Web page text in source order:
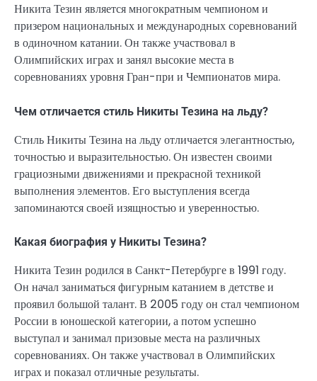
Никита Тезин является многократным чемпионом и
призером национальных и международных соревнований
в одиночном катании. Он также участвовал в
Олимпийских играх и занял высокие места в
соревнованиях уровня Гран-при и Чемпионатов мира.
Чем отличается стиль Никиты Тезина на льду?
Стиль Никиты Тезина на льду отличается элегантностью,
точностью и выразительностью. Он известен своими
грациозными движениями и прекрасной техникой
выполнения элементов. Его выступления всегда
запоминаются своей изящностью и уверенностью.
Какая биография у Никиты Тезина?
Никита Тезин родился в Санкт-Петербурге в 1991 году.
Он начал заниматься фигурным катанием в детстве и
проявил большой талант. В 2005 году он стал чемпионом
России в юношеской категории, а потом успешно
выступал и занимал призовые места на различных
соревнованиях. Он также участвовал в Олимпийских
играх и показал отличные результаты.